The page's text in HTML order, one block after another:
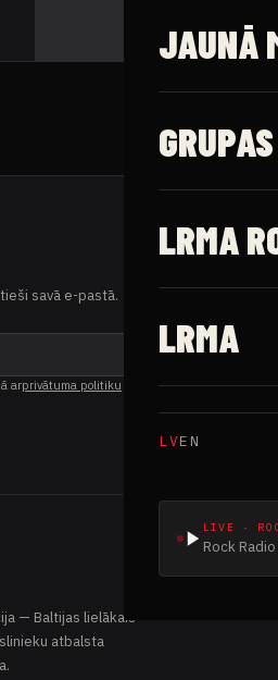
JAUNĀ
GRUPAS
LRMA
LRMA
LVEN
LIVE ·
Rock
savā e-pastā.
arprivātuma politiku
— Baltijas lielākais
atbalsta